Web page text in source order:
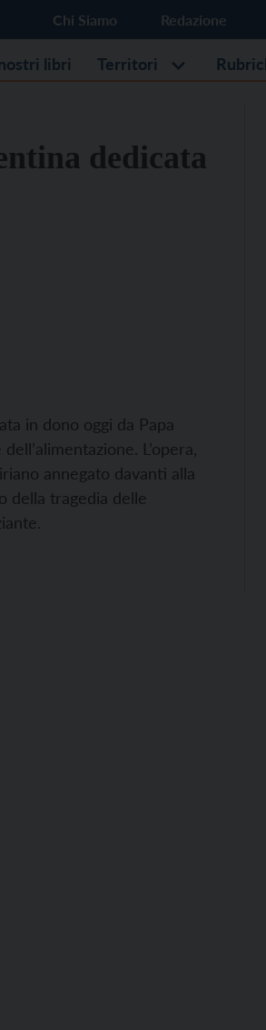
Chi Siamo Redazione
libri Territori
dedicata
in dono oggi da Papa
L’opera,
annegato davanti alla
della tragedia delle